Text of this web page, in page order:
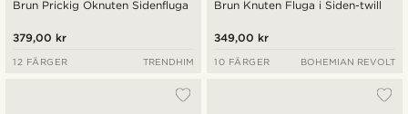
Brun Prickig Oknuten Sidenfluga
379,00 kr
12 FÄRGER TRENDHIM
Brun Knuten Fluga i Siden-twill
349,00 kr
10 FÄRGER BOHEMIAN REVOLT